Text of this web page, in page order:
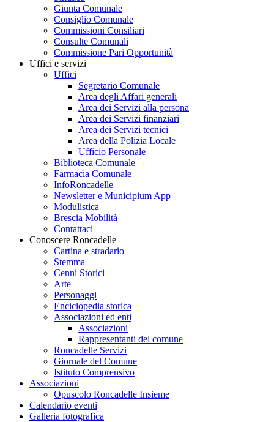
Giunta Comunale
Consiglio Comunale
Commissioni Consiliari
Consulte Comunali
Commissione Pari Opportunità
Uffici e servizi
Uffici
Segretario Comunale
Area degli Affari generali
Area dei Servizi alla persona
Area dei Servizi finanziari
Area dei Servizi tecnici
Area della Polizia Locale
Ufficio Personale
Biblioteca Comunale
Farmacia Comunale
InfoRoncadelle
Newsletter e Municipium App
Modulistica
Brescia Mobilità
Contattaci
Conoscere Roncadelle
Cartina e stradario
Stemma
Cenni Storici
Arte
Personaggi
Enciclopedia storica
Associazioni ed enti
Associazioni
Rappresentanti del comune
Roncadelle Servizi
Giornale del Comune
Istituto Comprensivo
Associazioni
Opuscolo Roncadelle Insieme
Calendario eventi
Galleria fotografica